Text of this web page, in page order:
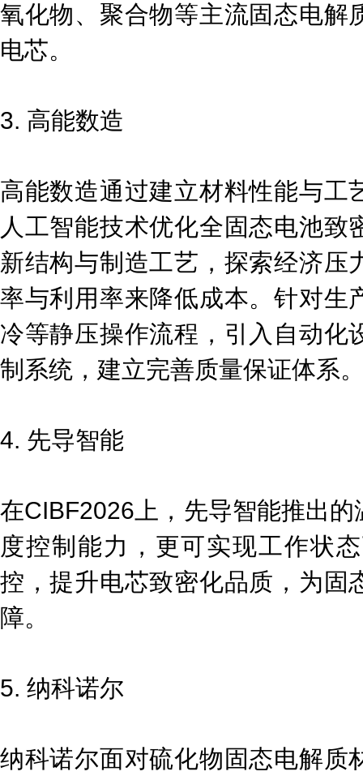
氧化物、聚合物等主流固态电解
电芯。
3. 高能数造
高能数造通过建立材料性能与工
人工智能技术优化全固态电池
新结构与制造工艺，探索经济压
率与利用率来降低成本。针对生
冷等静压操作流程，引入自动化
制系统，建立完善质量保证体系
4. 先导智能
在CIBF2026上，先导智能推出
度控制能力，更可实现工作状
控，提升电芯致密化品质，为固
障。
5. 纳科诺尔
纳科诺尔面对硫化物固态电解质